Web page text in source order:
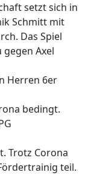
setzt sich in
Schmitt mit
Das Spiel
Axel
Herren 6er
bedingt.
Trotz Corona
teil.